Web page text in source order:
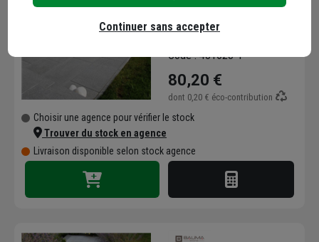
Code : 481623-1
80,20 €
dont 0,20 € éco-contribution
Choisir une agence pour vérifier le stock
Trouver du stock en agence
Livraison disponible selon stock agence
Continuer sans accepter